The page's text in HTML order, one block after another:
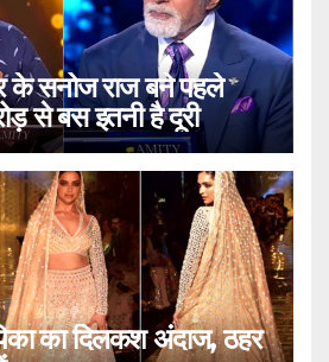
के सनोज राज बने पहले
से बस इतनी है दूरी
का दिलकश अंदाज, ठहर